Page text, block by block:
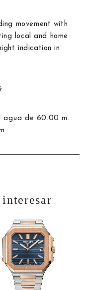
movement with
local and home
indication in
agua de 60.00 m.